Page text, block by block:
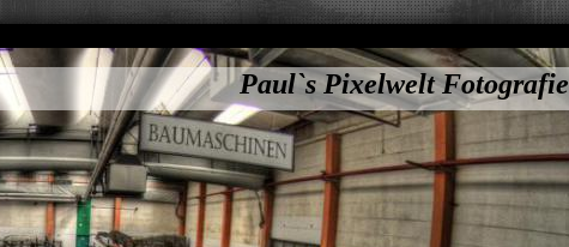
Paul`s Pixelwelt Fotografie